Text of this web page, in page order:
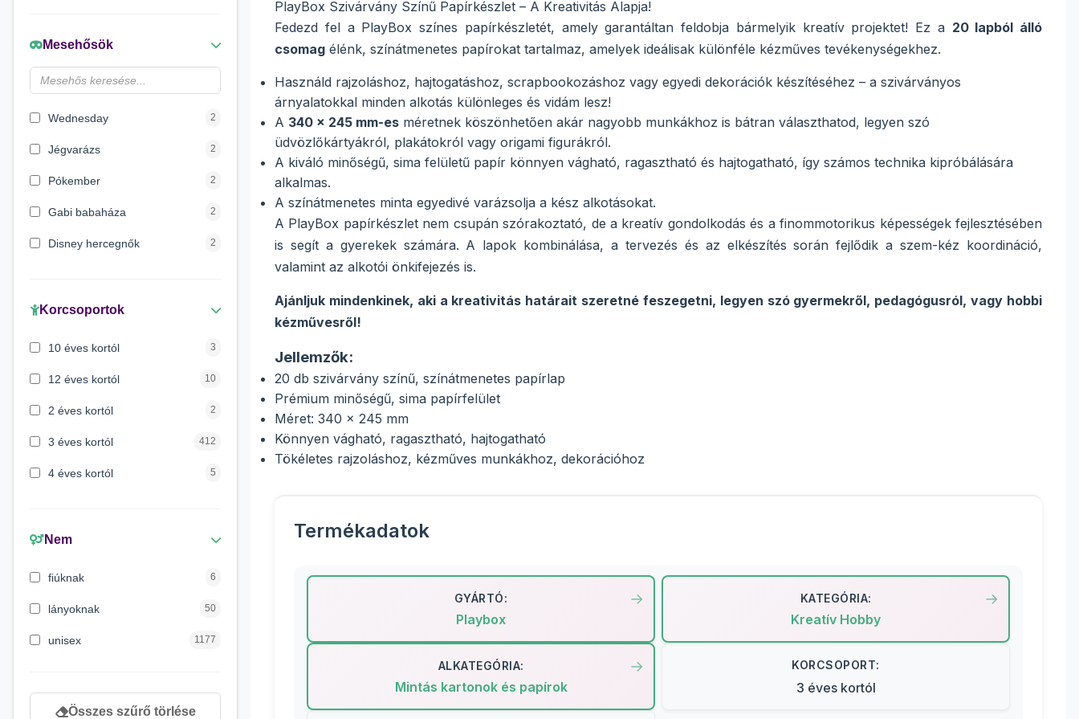
Marvel Szuperhősök
Disney hercegnők 2
Mesehősök
Wednesday 2
Jégvarázs 2
Pókember 2
Gabi babaháza 2
Disney hercegnők 2
Peppa malac 1
Korcsoportok
10 éves kortól 3
12 éves kortól 10
2 éves kortól 2
3 éves kortól 412
4 éves kortól 5
6 éves kortól 428
Nem
fiúknak 6
lányoknak 50
unisex 1177
Összes szűrő törlése
PlayBox Szivárvány Színű Papírkészlet – A Kreativitás Alapja!
Fedezd fel a PlayBox színes papírkészletét, amely garantáltan feldobja bármelyik kreatív projektet! Ez a 20 lapból álló
csomag élénk, színátmenetes papírokat tartalmaz, amelyek ideálisak különféle kézműves tevékenységekhez.
Használd rajzoláshoz, hajtogatáshoz, scrapbookozáshoz vagy egyedi dekorációk készítéséhez – a szivárványos
árnyalatokkal minden alkotás különleges és vidám lesz!
A 340 x 245 mm-es méretnek köszönhetően akár nagyobb munkákhoz is bátran választhatod, legyen szó
üdvözlőkártyákról, plakátokról vagy origami figurákról.
A kiváló minőségű, sima felületű papír könnyen vágható, ragasztható és hajtogatható, így számos technika kipróbálására
alkalmas.
A színátmenetes minta egyedivé varázsolja a kész alkotásokat.
A PlayBox papírkészlet nem csupán szórakoztató, de a kreatív gondolkodás és a finommotorikus képességek fejlesztésében
is segít a gyerekek számára. A lapok kombinálása, a tervezés és az elkészítés során fejlődik a szem-kéz koordináció,
valamint az alkotói önkifejezés is.
Ajánljuk mindenkinek, aki a kreativitás határait szeretné feszegetni, legyen szó gyermekről, pedagógusról, vagy hobbi
kézművesről!
Jellemzők:
20 db szivárvány színű, színátmenetes papírlap
Prémium minőségű, sima papírfelület
Méret: 340 x 245 mm
Könnyen vágható, ragasztható, hajtogatható
Tökéletes rajzoláshoz, kézműves munkákhoz, dekorációhoz
Termékadatok
GYÁRTÓ:
Playbox
KATEGÓRIA:
Kreatív Hobby
ALKATEGÓRIA:
Mintás kartonok és papírok
KORCSOPORT:
3 éves kortól